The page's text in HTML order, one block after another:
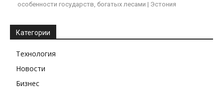
особенности государств, богатых лесами | Эстония
Категории
Технология
Новости
Бизнес